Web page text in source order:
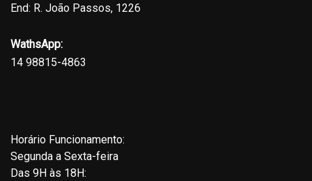
End: R. João Passos, 1226
WathsApp:
14 98815-4863
Horário Funcionamento:
Segunda a Sexta-feira
Das 9H às 18H: